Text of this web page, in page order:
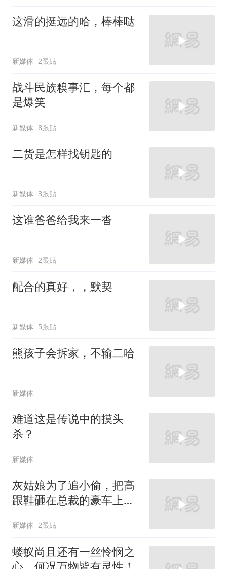
这滑的挺远的哈，棒棒哒
新媒体 2跟贴
战斗民族糗事汇，每个都
是爆笑
新媒体 8跟贴
二货是怎样找钥匙的
新媒体 3跟贴
这谁爸爸给我来一沓
新媒体 2跟贴
配合的真好，，默契
新媒体 5跟贴
熊孩子会拆家，不输二哈
新媒体
难道这是传说中的摸头
杀？
新媒体
灰姑娘为了追小偷，把高
跟鞋砸在总裁的豪车上，
新媒体 2跟贴
蝼蚁尚且还有一丝怜悯之